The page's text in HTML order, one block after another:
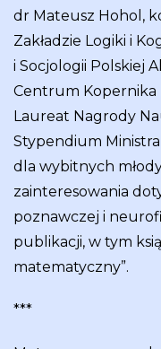
dr Mateusz Hohol,
Zakładzie Logiki i
i Socjologii Polskiej
Centrum Kopernika
Laureat Nagrody
Stypendium
dla wybitnych
zainteresowania
poznawczej i
publikacji, w tym
matematyczny”.
***